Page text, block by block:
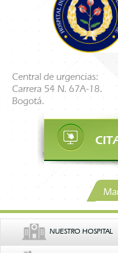
Central de urgencias:
Carrera 54 N. 67A-18.
Bogotá.
NUESTRO HOSPITAL